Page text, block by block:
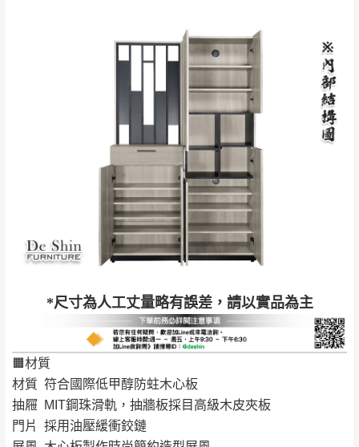
*尺寸為人工丈量略有誤差，請以實品為主
🟧材質
材質 符合國際低甲醇防蛀木心板
抽屜 MIT鋼珠滑軌，抽牆板採目高級木皮夾板
門片 採用油壓緩衝鉸鏈
$ 9,000以下：
＊A108產品另收運費
$ 9,000以上：免
$ 9,000以下：
＊A108產品另收運費
卓蘭鎮、三灣、通
霄山區、西湖、泰
安鄉、大湖鄉、頭
配送天數：5~14天
到貨時間：指定送貨日當天以電話聯絡確認
台北市、新北市地區固定每周(三)、(日)兩天收送貨
暫無配送地區 ：彰化、南投、雲林、嘉義、台南、高
雄、屏東、宜蘭、 花蓮、台東、金門、馬祖、澎湖地區
（可於LINE線上詢問 →
機當天到貨前皆會再與您通知，讓你不用整
天在家等貨，以節省您的寶貴時間。
由於百貨公司配送較為不易，故暫無法配送
若您選擇三聯式或索取兩聯式發票，發票將於商品
完成出貨15個工作天另行寄出，另外約加上2~7個
工作天內送達，如遇國定假日將順延寄送。
退換貨說明：
公司客服人員，我們將為您更換新品，運費
皆由本站負責，所有退回及換貨之商品必須
是全新狀態且完整包裝，床墊、床包、枕頭
包裝、廠商紙及所有附隨文件或資料之完整
性)，若未依照上述方式處理，恕無法接受退
貨。